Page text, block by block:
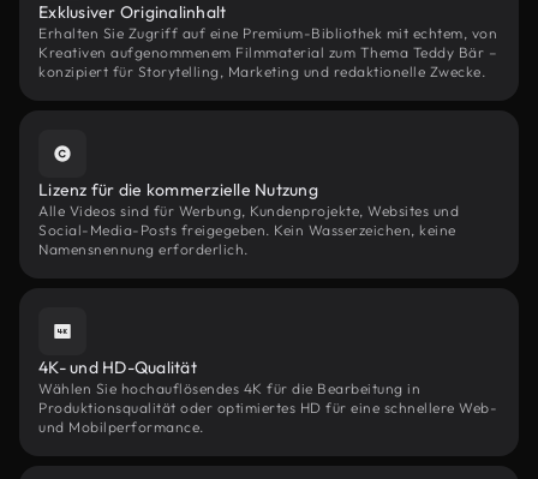
Exklusiver Originalinhalt
Erhalten Sie Zugriff auf eine Premium-Bibliothek mit echtem, von
Kreativen aufgenommenem Filmmaterial zum Thema Teddy Bär –
konzipiert für Storytelling, Marketing und redaktionelle Zwecke.
Lizenz für die kommerzielle Nutzung
Alle Videos sind für Werbung, Kundenprojekte, Websites und
Social-Media-Posts freigegeben. Kein Wasserzeichen, keine
Namensnennung erforderlich.
4K- und HD-Qualität
Wählen Sie hochauflösendes 4K für die Bearbeitung in
Produktionsqualität oder optimiertes HD für eine schnellere Web-
und Mobilperformance.